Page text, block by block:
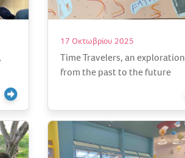
17 Οκτωβρίου 2025
Time Travelers, an exploration
from the past to the future